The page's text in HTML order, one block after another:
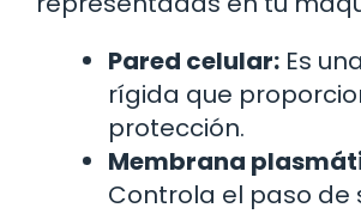
Pared celular: Es
rígida que
protección.
Membrana
Controla el paso de